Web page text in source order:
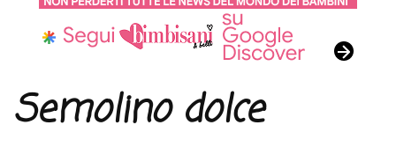
Semolino dolce